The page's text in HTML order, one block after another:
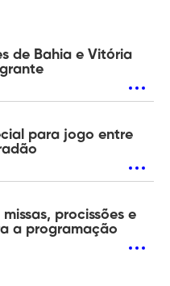
de Bahia e Vitória
para jogo entre
procissões e
a programação